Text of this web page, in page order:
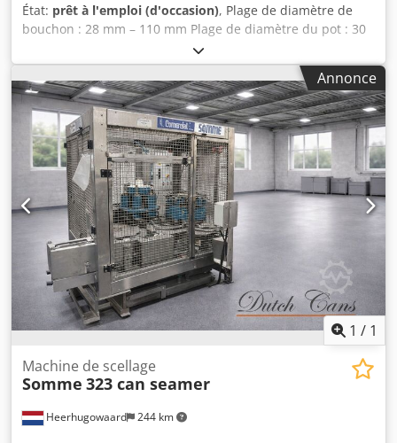
État: prêt à l'emploi (d'occasion), Plage de diamètre de
bouchon : 28 mm – 110 mm Plage de diamètre du pot : 30
mm – 99 mm Injection de vapeur Alimentation linéaire
Djdpfx Ajyzbh Sop Hskr
Annonce
1 / 1
Heerhugowaard 244 km
Machine de scellage
Somme 323 can seamer